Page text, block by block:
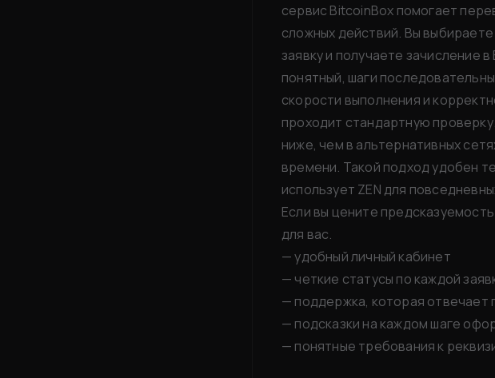
сервис BitcoinBox помогает
сложных действий. Вы
заявку и получаете зачисление
понятный, шаги
скорости выполнения и
проходит стандартную
ниже, чем в альтернативных
времени. Такой подход удобен
использует ZEN для
Если вы цените
для вас.
— удобный личный кабинет
— четкие статусы по каждой
— поддержка, которая отвечает
— подсказки на каждом шаге
— понятные требования к